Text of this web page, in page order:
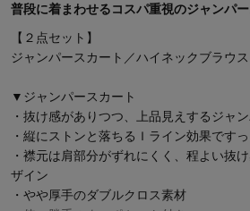
普段に着まわせるコスパ重視のジャンパ
【２点セット】
ジャンパースカート／ハイネックブラウス
▼ジャンパースカート
・抜け感がありつつ、上品見えするジャ
・縦にストンと落ちるＩライン効果ですっ
・襟元は肩部分がずれにくく、程よい抜
ザイン
・やや厚手のダブルクロス素材